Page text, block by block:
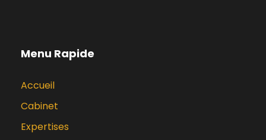
Menu Rapide
Accueil
Cabinet
Expertises